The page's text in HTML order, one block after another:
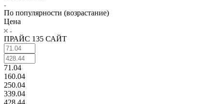
По популярности (возрастание)
Цена
ПРАЙС 135 САЙТ
71.04
160.04
250.04
339.04
428.44